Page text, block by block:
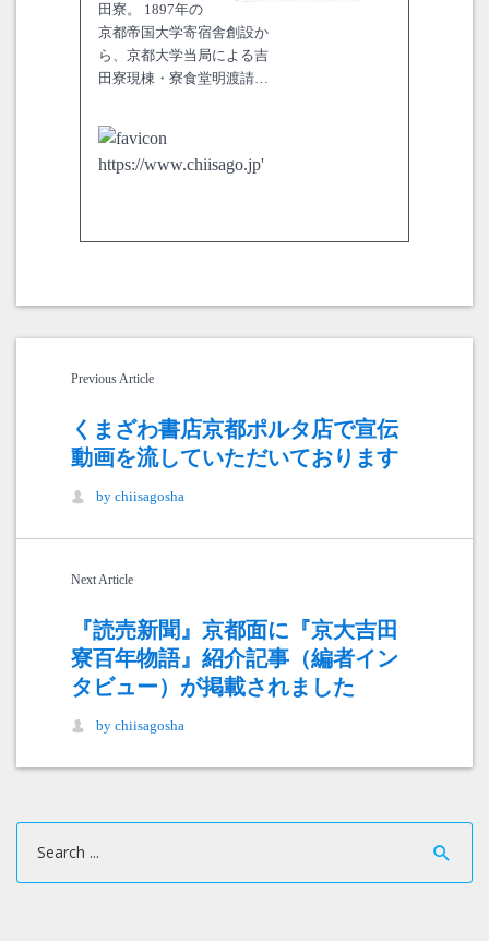
田寮。 1897年の
京都帝国大学寄宿舎創設か
ら、京都大学当局による吉
田寮現棟・寮食堂明渡請…
https://www.chiisago.jp'
Previous Article
くまざわ書店京都ポルタ店で宣伝
動画を流していただいております
by chiisagosha
Next Article
『読売新聞』京都面に『京大吉田
寮百年物語』紹介記事（編者イン
タビュー）が掲載されました
by chiisagosha